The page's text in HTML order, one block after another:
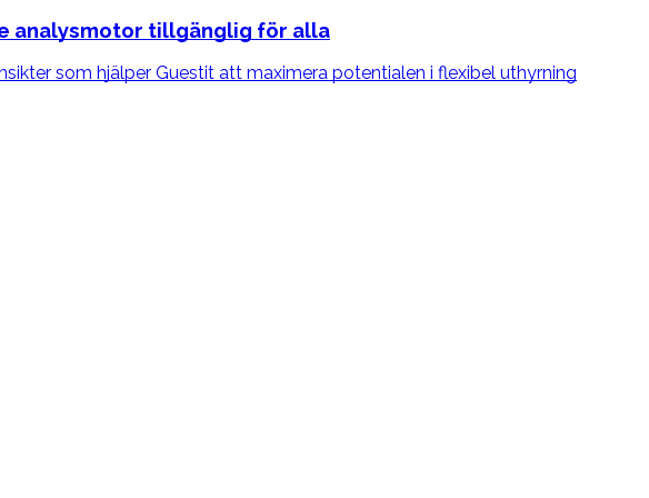
analysmotor tillgänglig för alla
som hjälper Guestit att maximera potentialen i flexibel uthyrning